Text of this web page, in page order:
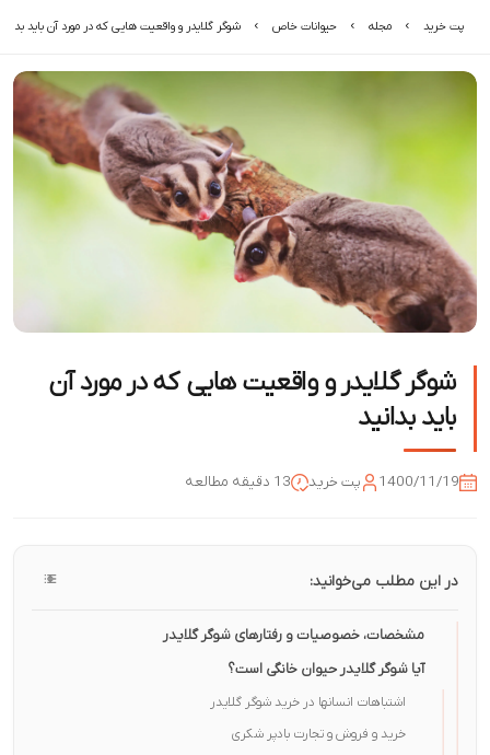
پت خرید مجله حیوانات خاص شوگر گلایدر و واقعیت هایی که در مورد آن باید بدانید
شوگر گلایدر و واقعیت هایی که در مورد آن
باید بدانید
1400/11/19 پت خرید 13 دقیقه مطالعه
در این مطلب می‌خوانید:
مشخصات، خصوصیات و رفتارهای شوگر گلایدر
آیا شوگر گلایدر حیوان خانگی است؟
اشتباهات انسانها در خرید شوگر گلایدر
خرید و فروش و تجارت بادپر شکری